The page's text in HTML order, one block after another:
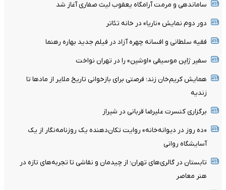
ساماندهی و مرمت آرامگاه یعقوب لیث صفاری آغاز شد
دور دوم نمایش «ناریا» در خانه تئاتر
فقیه سلطانی و افسانه چهره آزاد در فیلم جدید بهاره رهنما
سفیر ژاپن موسیقی «اوشین» را در تهران نواخت
همایش کریم‌خان زند؛ فرصتی برای بازخوانی تاریخ ملایر از مادها تا
زندیه
برگزاری کنسرت علیرضا قربانی در شیراز
«ده روز در دیوانه‌خانه» روایت تکان‌دهنده یک روزنامه‌نگار از یک
آسایشگاه روانی
تابستان در گالری‌های تهران؛ از چیدمان و نقاشی تا تجربه‌های تازه در
هنر معاصر